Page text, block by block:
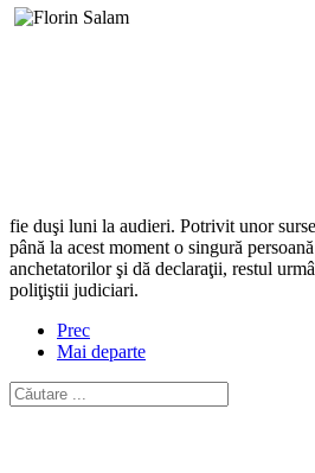
fie duşi luni la audieri. Potrivit unor
până la acest moment o singură
anchetatorilor şi dă declaraţii, restul
poliţiştii judiciari.
Prec
Mai departe